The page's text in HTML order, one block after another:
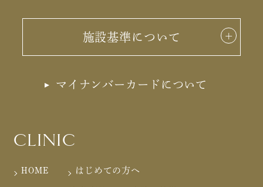
施設基準について
マイナンバーカードについて
CLINIC
HOME はじめての方へ